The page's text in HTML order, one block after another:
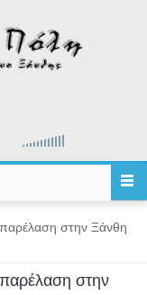
στην Ξάνθη
στην